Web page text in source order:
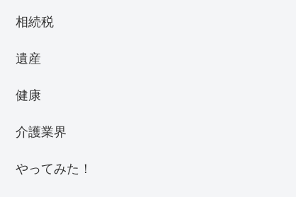
相続税
遺産
健康
介護業界
やってみた！